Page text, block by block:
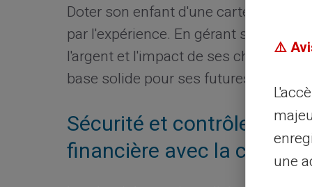
Doter son enfant d'une carte
par l'expérience. En gérant ses
l'argent et l'impact de ses choix de
base solide pour ses futures
Sécurité et contrôle :
financière avec la carte
⚠️
une